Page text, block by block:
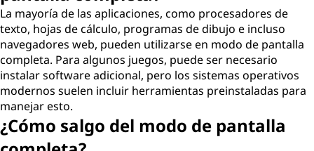
La mayoría de las aplicaciones, como procesadores de
texto, hojas de cálculo, programas de dibujo e incluso
navegadores web, pueden utilizarse en modo de pantalla
completa. Para algunos juegos, puede ser necesario
instalar software adicional, pero los sistemas operativos
modernos suelen incluir herramientas preinstaladas para
manejar esto.
¿Cómo salgo del modo de pantalla